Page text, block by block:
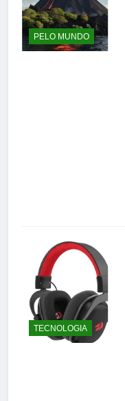
PELO MUNDO
TECNOLOGIA